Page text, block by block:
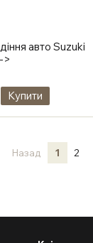
авто Suzuki
>
Купити
Назад 1 2